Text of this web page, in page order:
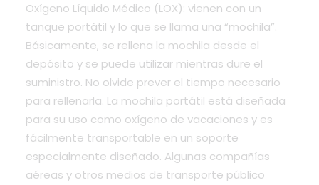
Oxígeno Líquido Médico (LOX): vienen con un
tanque portátil y lo que se llama una “mochila”.
Básicamente, se rellena la mochila desde el
depósito y se puede utilizar mientras dure el
suministro. No olvide prever el tiempo necesario
para rellenarla. La mochila portátil está diseñada
para su uso como oxígeno de vacaciones y es
fácilmente transportable en un soporte
especialmente diseñado. Algunas compañías
aéreas y otros medios de transporte público